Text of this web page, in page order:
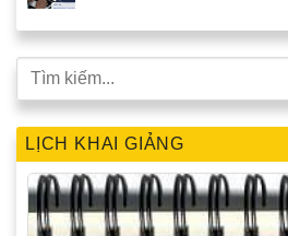
LỊCH KHAI GIẢNG